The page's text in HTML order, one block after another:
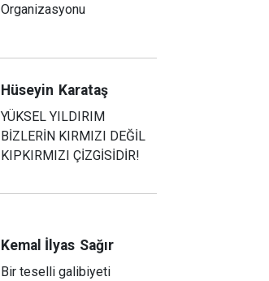
Organizasyonu
Hüseyin Karataş
YÜKSEL YILDIRIM
BİZLERİN KIRMIZI DEĞİL
KIPKIRMIZI ÇİZGİSİDİR!
Kemal İlyas Sağır
Bir teselli galibiyeti